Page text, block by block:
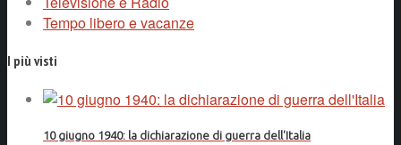
Tempo libero e vacanze
I più visti
10 giugno 1940: la dichiarazione di guerra dell'Italia